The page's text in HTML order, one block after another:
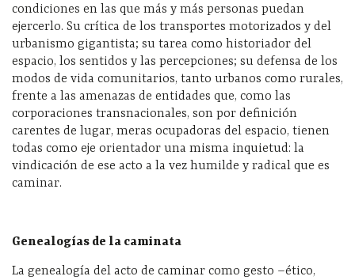
condiciones en las que más y más personas puedan
ejercerlo. Su crítica de los transportes motorizados y del
urbanismo gigantista; su tarea como historiador del
espacio, los sentidos y las percepciones; su defensa de los
modos de vida comunitarios, tanto urbanos como rurales,
frente a las amenazas de entidades que, como las
corporaciones transnacionales, son por definición
carentes de lugar, meras ocupadoras del espacio, tienen
todas como eje orientador una misma inquietud: la
vindicación de ese acto a la vez humilde y radical que es
caminar.
Genealogías de la caminata
La genealogía del acto de caminar como gesto –ético,